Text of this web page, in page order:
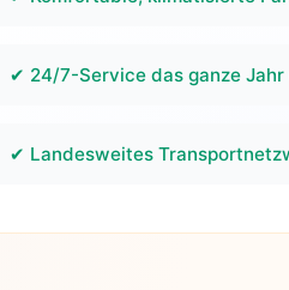
✔ 24/7-Service das ganze Jahr
✔ Landesweites